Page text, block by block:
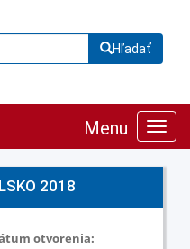
Hľadať
Menu
2018
otvorenia: